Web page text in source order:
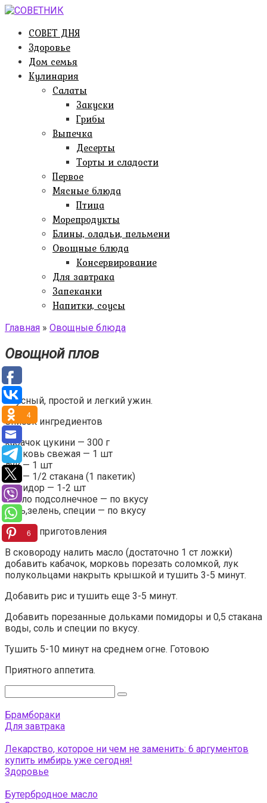
Перейти
контентуСОВЕТ ДНЯ
Здоровье
Дом семья
Кулинария
Салаты
Закуски
Грибы
Выпечка
Десерты
Торты и сладости
Первое
Мясные блюда
Птица
Морепродукты
Блины, оладьи, пельмени
Овощные блюда
Консервирование
Для завтрака
Запеканки
Напитки, соусы
Главная » Овощные блюда
Овощной плов
Вкусный, простой и легкий ужин.
Список ингредиентов
кабачок цукини — 300 г
морковь свежая — 1 шт
лук — 1 шт
рис — 1/2 стакана (1 пакетик)
помидор — 1-2 шт
масло подсолнечное — по вкусу
соль,зелень, специи — по вкусу
Способ приготовления
В сковороду налить масло (достаточно 1 ст ложки)
добавить кабачок, морковь порезать соломкой, лук
полукольцами накрыть крышкой и тушить 3-5 минут.
Добавить рис и тушить еще 3-5 минут.
Добавить порезанные дольками помидоры и 0,5 стакана
воды, соль и специи по вкусу.
Тушить 5-10 минут на среднем огне. Готовою
Приятного аппетита.
Брамбораки
Для завтрака
Лекарство, которое ни чем не заменить: 6 аргументов
купить имбирь уже сегодня!
Здоровье
Бутербродное масло
4
6